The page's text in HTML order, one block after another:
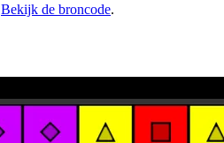
Bekijk de broncode.